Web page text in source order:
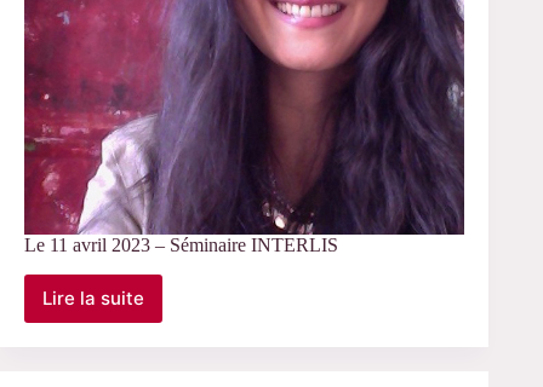
Le 11 avril 2023 – Séminaire INTERLIS
Lire la suite
Le